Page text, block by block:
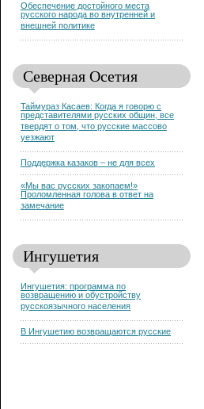
Обеспечение достойного места
русского народа во внутренней и
внешней политике
Северная Осетия
Таймураз Касаев: Когда я говорю с
представителями русских общин, все
твердят о том, что русские массово
уезжают
Поддержка казаков – не для всех
«Мы вас русских закопаем!»
Проломленная голова в ответ на
замечание
Ингушетия
Ингушетия: программа по
возвращению и обустройству
русскоязычного населения
В Ингушетию возвращаются русские